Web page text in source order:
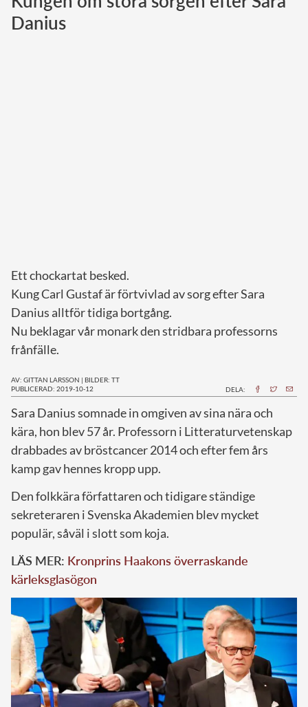
Danius
Ett chockartat besked.
Kung Carl Gustaf är förtvivlad av sorg efter Sara
Danius alltför tidiga bortgång.
Nu beklagar vår monark den stridbara professorns
frånfälle.
AV: GITTAN LARSSON | BILDER: TT
PUBLICERAD: 2019-10-12
DELA:
Sara Danius somnade in omgiven av sina nära och
kära, hon blev 57 år. Professorn i Litteraturvetenskap
drabbades av bröstcancer 2014 och efter fem års
kamp gav hennes kropp upp.
Den folkkära författaren och tidigare ständige
sekreteraren i Svenska Akademien blev mycket
populär, såväl i slott som koja.
LÄS MER: Kronprins Haakons överraskande
kärleksglasögon